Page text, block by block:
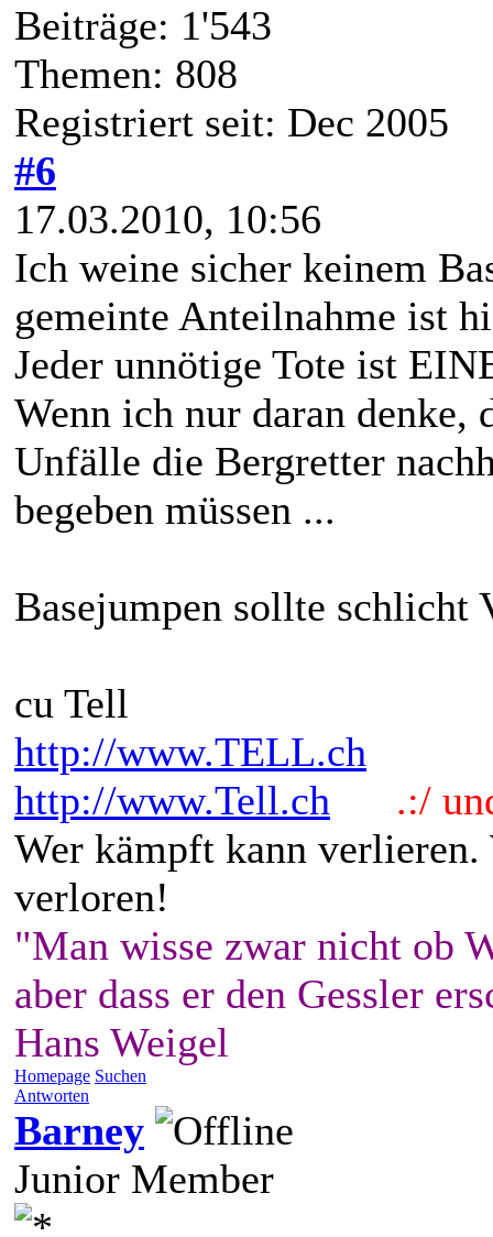
Beiträge: 1'543
Themen: 808
Registriert seit: Dec 2005
#6
17.03.2010, 10:56
Ich weine sicher keinem
gemeinte Anteilnahme ist
Jeder unnötige Tote ist
Wenn ich nur daran denke,
Unfälle die Bergretter
begeben müssen ...
Basejumpen sollte schlicht
cu Tell
http://www.TELL.ch
http://www.Tell.ch
.:/
Wer kämpft kann
verloren!
"Man wisse zwar nicht ob
aber dass er den Gessler
Hans Weigel
Homepage Suchen
Antworten
Barney
Junior Member